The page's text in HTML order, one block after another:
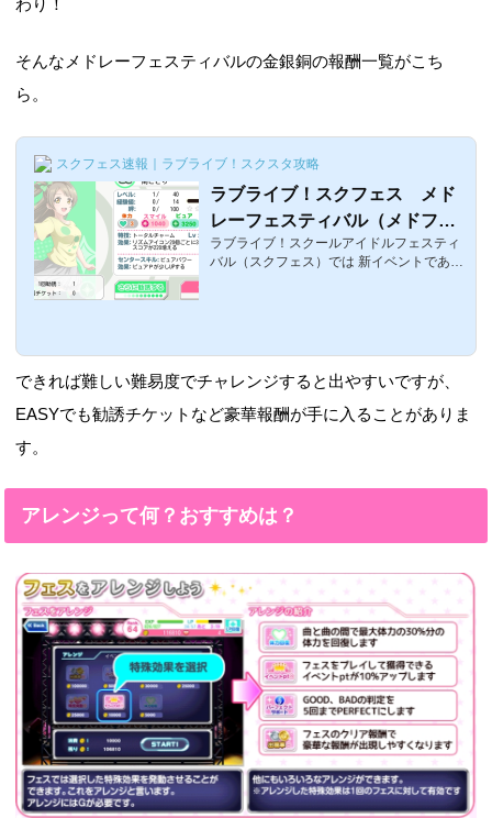
わり！
そんなメドレーフェスティバルの金銀銅の報酬一覧がこち
ら。
スクフェス速報｜ラブライブ！スクスタ攻略
ラブライブ！スクフェス メド
レーフェスティバル（メドフェ
ス）の金・銀・銅の報酬一覧と
確率
ラブライブ！スクールアイドルフェスティ
バル（スクフェス）では 新イベントである
ら出るのか？金・銀・銅報酬ではいったい
どんなものが実際に出現したのかなど個人
的な見解をまとめました金賞・銀賞・銅賞
でもらえる報酬では、メドレーフェスティ
田...
できれば難しい難易度でチャレンジすると出やすいですが、
EASYでも勧誘チケットなど豪華報酬が手に入ることがありま
す。
アレンジって何？おすすめは？